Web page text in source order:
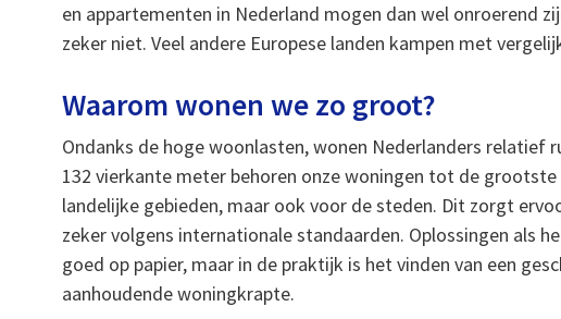
en appartementen in Nederland mogen dan wel onroerend
zeker niet. Veel andere Europese landen kampen met
Waarom wonen we zo groot?
Ondanks de hoge woonlasten, wonen Nederlanders relatief
132 vierkante meter behoren onze woningen tot de
landelijke gebieden, maar ook voor de steden. Dit zorgt
zeker volgens internationale standaarden. Oplossingen als
goed op papier, maar in de praktijk is het vinden van een
aanhoudende woningkrapte.